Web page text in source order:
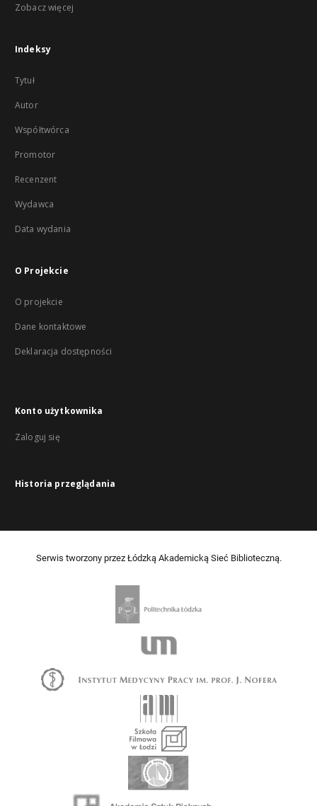
Zobacz więcej
Indeksy
Tytuł
Autor
Współtwórca
Promotor
Recenzent
Wydawca
Data wydania
O Projekcie
O projekcie
Dane kontaktowe
Deklaracja dostępności
Konto użytkownika
Zaloguj się
Historia przeglądania
Serwis tworzony przez Łódzką Akademicką Sieć Biblioteczną.